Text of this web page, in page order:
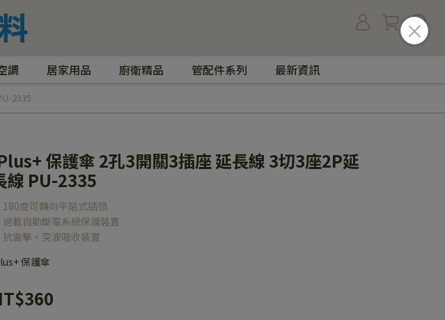
調 居家用品 廚衛精品 管配件系列 最新資訊
2335
保護傘 2孔3開關3插座 延長線 3切3座2P延
線 PU-2335
180度可轉向平貼式插頭
過載自動斷電系統保護裝置
抗雷擊，突波吸收裝置
保護傘